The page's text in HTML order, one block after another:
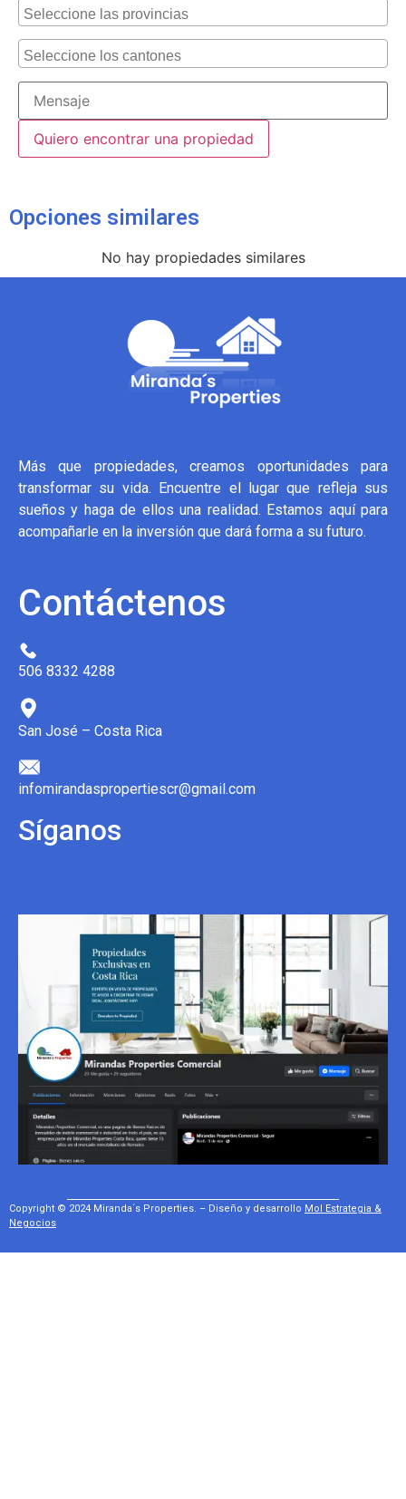
Opciones similares
No hay propiedades similares
Más que propiedades, creamos oportunidades para
transformar su vida. Encuentre el lugar que refleja sus
sueños y haga de ellos una realidad. Estamos aquí para
acompañarle en la inversión que dará forma a su futuro.
Contáctenos
506 8332 4288
San José – Costa Rica
infomirandaspropertiescr@gmail.com
Síganos
Copyright © 2024 Miranda´s Properties. – Diseño y desarrollo Mol Estrategia &
Negocios